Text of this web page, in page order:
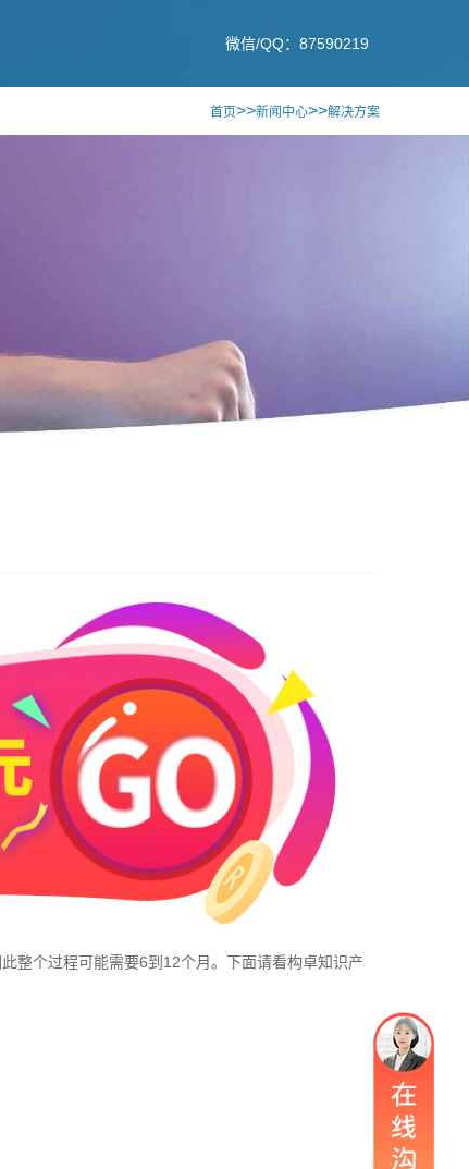
微信/QQ：87590219
首页>>新闻中心>>解决方案
整个过程可能需要6到12个月。下面请看构卓知识产